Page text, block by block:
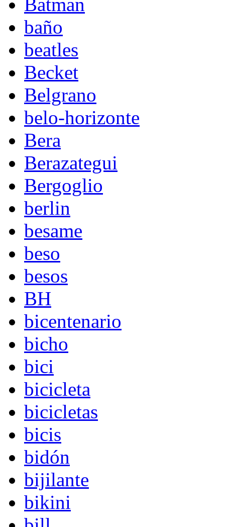
Batman
baño
beatles
Becket
Belgrano
belo-horizonte
Bera
Berazategui
Bergoglio
berlin
besame
beso
besos
BH
bicentenario
bicho
bici
bicicleta
bicicletas
bicis
bidón
bijilante
bikini